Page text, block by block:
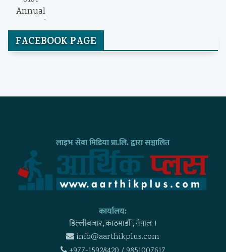
FACEBOOK PAGE
लाइभ सेवा मिडिया प्रा.लि. द्वारा सञ्चालित
कार्यालय:
डिल्लीबजार, काठमाडाैँ , नेपाल ।
info@aarthikplus.com